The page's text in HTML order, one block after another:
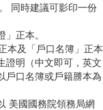
同時建議可影印一份
正本。
本及「戶口名簿」正本
證明（中文即可，英文
戶口名簿或戶籍謄本為
美國國務院領務局網